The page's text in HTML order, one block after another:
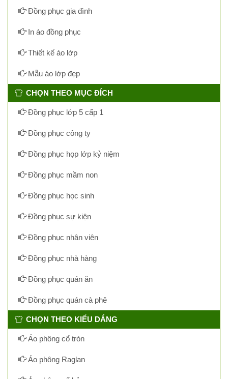
Đồng phục gia đình
In áo đồng phục
Thiết kế áo lớp
Mẫu áo lớp đẹp
CHỌN THEO MỤC ĐÍCH
Đồng phục lớp 5 cấp 1
Đồng phục công ty
Đồng phục họp lớp kỷ niệm
Đồng phục mầm non
Đồng phục học sinh
Đồng phục sự kiện
Đồng phục nhân viên
Đồng phục nhà hàng
Đồng phục quán ăn
Đồng phục quán cà phê
CHỌN THEO KIỂU DÁNG
Áo phông cổ tròn
Áo phông Raglan